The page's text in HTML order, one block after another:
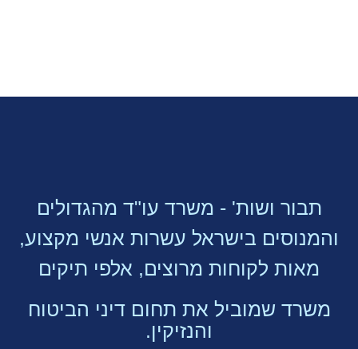
תבור ושות' - משרד עו"ד מהגדולים
והמנוסים בישראל עשרות אנשי מקצוע,
מאות לקוחות מרוצים, אלפי תיקים
משרד שמוביל את תחום דיני הביטוח
והנזיקין.